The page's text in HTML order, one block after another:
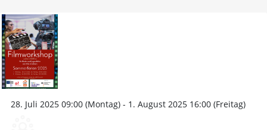
28. Juli 2025 09:00 (Montag) - 1. August 2025 16:00 (Freitag)